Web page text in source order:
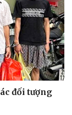
thời sự
đối tượng